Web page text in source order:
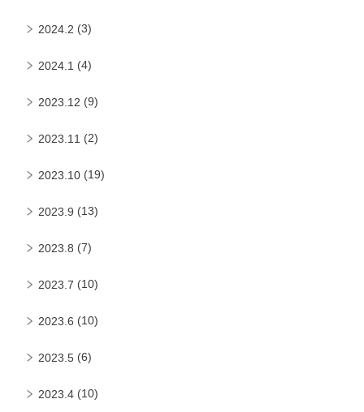
2024.2 (3)
2024.1 (4)
2023.12 (9)
2023.11 (2)
2023.10 (19)
2023.9 (13)
2023.8 (7)
2023.7 (10)
2023.6 (10)
2023.5 (6)
2023.4 (10)